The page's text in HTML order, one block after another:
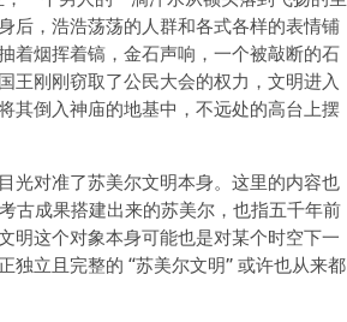
后，浩浩荡荡的人群和各式各样的表情铺
着烟挥着镐，金石声响，一个被敲断的石
王刚刚窃取了公民大会的权力，文明进入
其倒入神庙的地基中，不远处的高台上摆
光对准了苏美尔文明本身。这里的内容也
古成果搭建出来的苏美尔，也指五千年前
明这个对象本身可能也是对某个时空下一
独立且完整的 “苏美尔文明” 或许也从来都